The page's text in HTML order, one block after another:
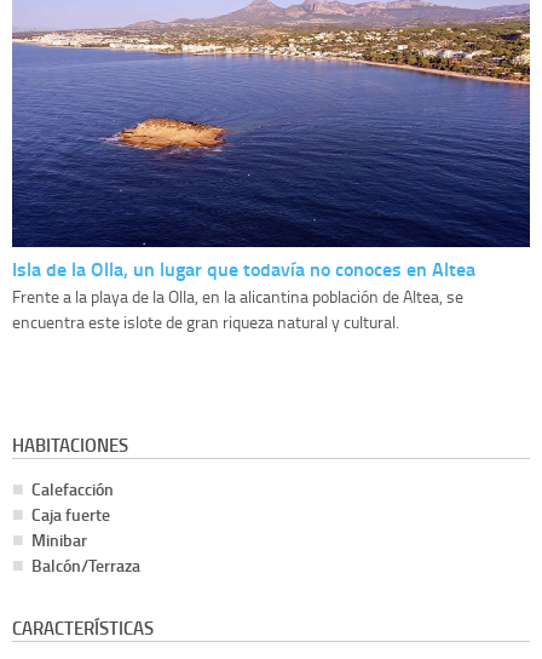
Isla de la Olla, un lugar que todavía no conoces en Altea
Frente a la playa de la Olla, en la alicantina población de Altea, se
encuentra este islote de gran riqueza natural y cultural.
HABITACIONES
Calefacción
Caja fuerte
Minibar
Balcón/Terraza
CARACTERÍSTICAS